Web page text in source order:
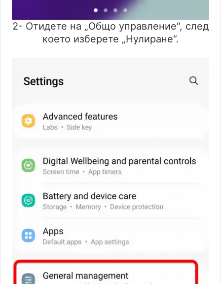
2- Отидете на „Общо управление“, след
което изберете „Нулиране“.